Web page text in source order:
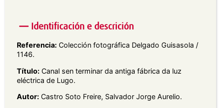
Identificación e descrición
Referencia: Colección fotográfica Delgado Guisasola /
1146.
Título: Canal sen terminar da antiga fábrica da luz
eléctrica de Lugo.
Autor: Castro Soto Freire, Salvador Jorge Aurelio.